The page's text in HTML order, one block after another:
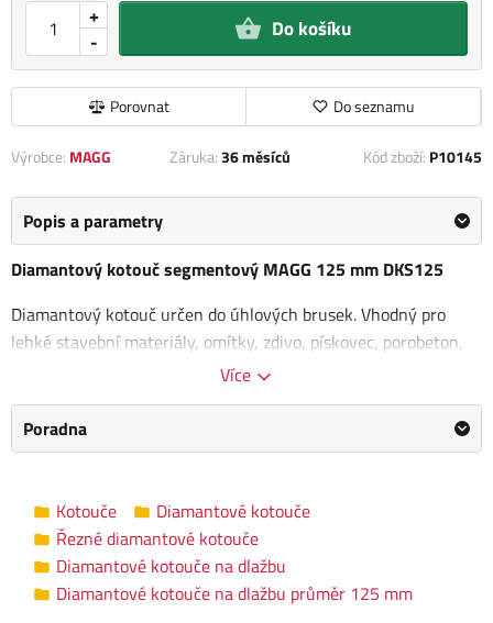
-
+ Do košíku
Porovnat Do seznamu
Výrobce: MAGG Záruka:36 měsíců Kód zboží: P10145
Popis a parametry
Diamantový kotouč segmentový MAGG 125 mm DKS125
Diamantový kotouč určen do úhlových brusek. Vhodný pro
lehké stavební materiály, omítky, zdivo, pískovec, porobeton,
cihly apod. Kotouč je vhodnýpro řezání za sucha i za mokra
Rozměry kotouče: 125 x 22,2 / 2,0 x 7 mm
Průměr otvoru: 22,2 mm
Tloušťka kotouče: 1,4 mm
Kategorie
Diamantové kotouče na dlažbu průměr
125 mm
Více
Poradna
Kotouče
Diamantové kotouče
Řezné diamantové kotouče
Diamantové kotouče na dlažbu
Diamantové kotouče na dlažbu průměr 125 mm